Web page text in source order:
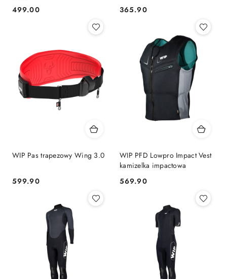
Cena:
499.00 Cena:
365.90
WIP Pas trapezowy Wing 3.0
Cena:
599.90
WIP PFD Lowpro Impact Vest
kamizelka impactowa
Cena:
569.90